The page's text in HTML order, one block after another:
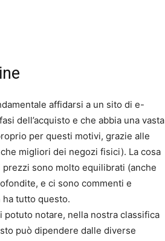
affidarsi a un sito di e-
dell’acquisto e che abbia una vasta
per questi motivi, grazie alle
migliori dei negozi fisici). La cosa
sono molto equilibrati (anche
e ci sono commenti e
tutto questo.
potuto notare, nella nostra classifica
può dipendere dalle diverse